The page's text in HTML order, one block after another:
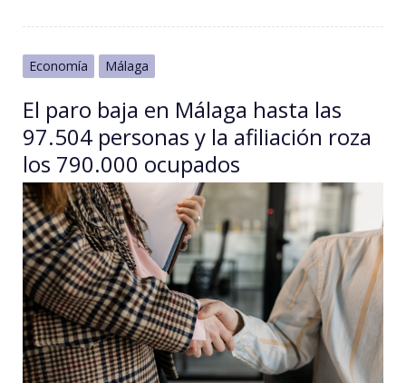
Economía Málaga
El paro baja en Málaga hasta las
97.504 personas y la afiliación roza
los 790.000 ocupados